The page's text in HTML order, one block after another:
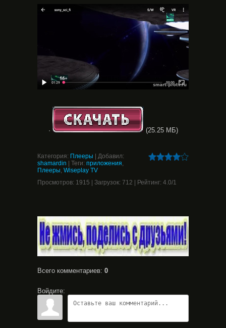
· (25.25 МБ)
Категория: Плееры Добавил:
shamardin
Теги: приложения,
Плееры, Wiseplay TV
Просмотров: 1915 Загрузок: 712 Рейтинг: 4.0/1
Всего комментариев: 0
Войдите: